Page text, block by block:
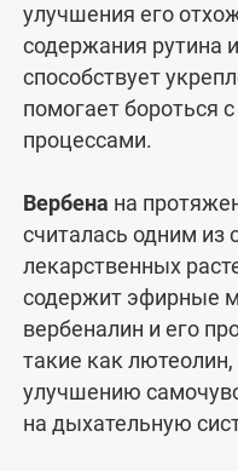
улучшения его
содержания рутина
способствует
помогает бороться
процессами.
Вербена на
считалась одним из
лекарственных
содержит эфирные
вербеналин и его
такие как
улучшению
на дыхательную